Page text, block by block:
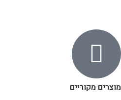
מוצרים מקוריים